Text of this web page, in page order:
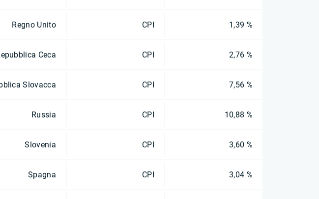
Regno Unito CPI 1,39 %
Ceca CPI 2,76 %
Slovacca CPI 7,56 %
Russia CPI 10,88 %
Slovenia CPI 3,60 %
Spagna CPI 3,04 %